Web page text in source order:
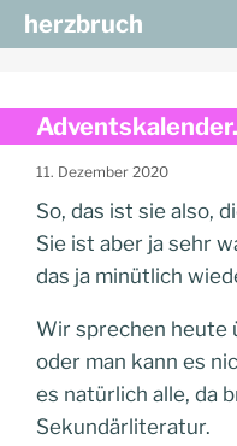
Zum
Inhalt
herzbruch
11. Dezember 2020
So, das ist sie also,
Sie ist aber ja sehr
das ja minütlich
Wir sprechen heute
oder man kann es
es natürlich alle, da
Sekundärliteratur.